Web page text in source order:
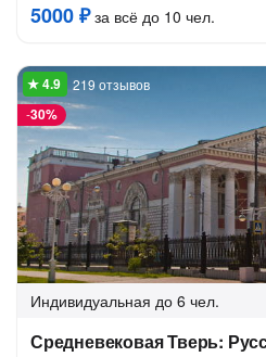
5000 ₽за всё до 10 чел.
-30%
219 отзывов
Индивидуальная до 6 чел.
Средневековая Тверь: